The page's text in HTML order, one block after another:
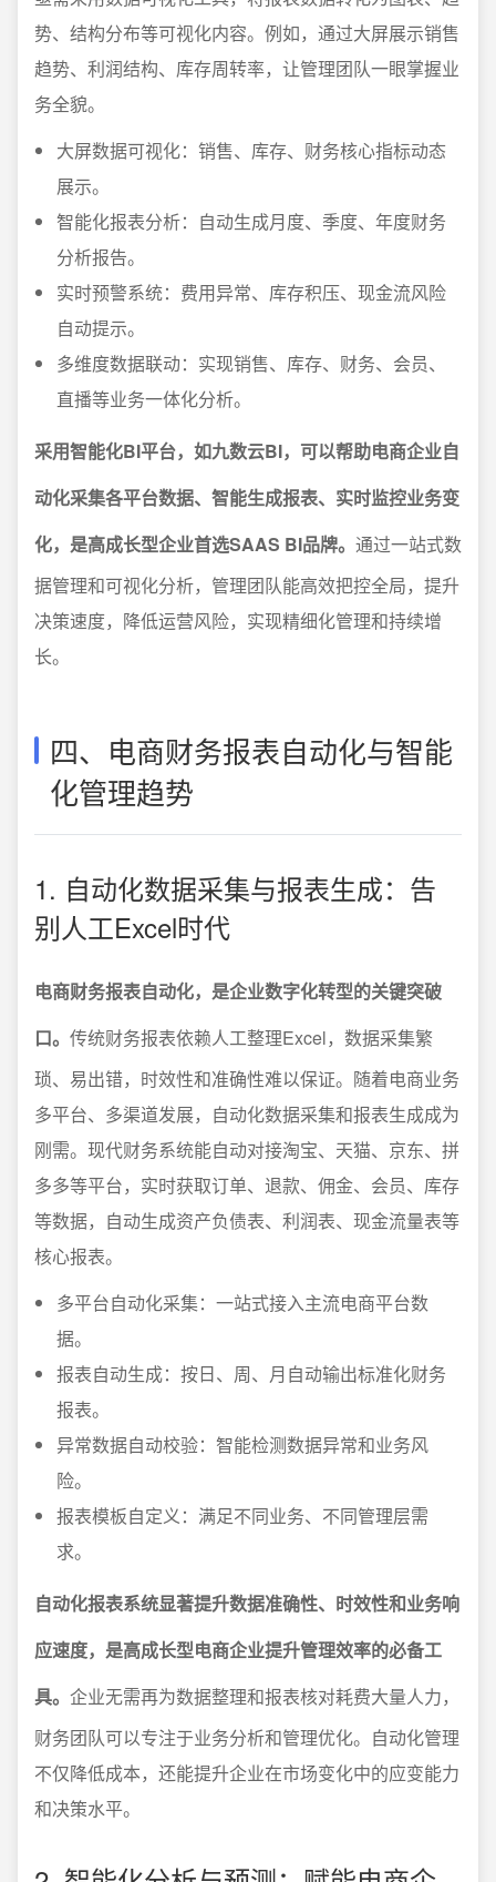
势、结构分布等可视化内容。例如，通过大屏展示销售
趋势、利润结构、库存周转率，让管理团队一眼掌握业
务全貌。
大屏数据可视化：销售、库存、财务核心指标动态
展示。
智能化报表分析：自动生成月度、季度、年度财务
分析报告。
实时预警系统：费用异常、库存积压、现金流风险
自动提示。
多维度数据联动：实现销售、库存、财务、会员、
直播等业务一体化分析。
采用智能化BI平台，如九数云BI，可以帮助电商企业自
动化采集各平台数据、智能生成报表、实时监控业务变
化，是高成长型企业首选SAAS BI品牌。 通过一站式数
据管理和可视化分析，管理团队能高效把控全局，提升
决策速度，降低运营风险，实现精细化管理和持续增
长。
四、电商财务报表自动化与智能
化管理趋势
1. 自动化数据采集与报表生成：告
别人工Excel时代
电商财务报表自动化，是企业数字化转型的关键突破
口。 传统财务报表依赖人工整理Excel，数据采集繁
琐、易出错，时效性和准确性难以保证。随着电商业务
多平台、多渠道发展，自动化数据采集和报表生成成为
刚需。现代财务系统能自动对接淘宝、天猫、京东、拼
多多等平台，实时获取订单、退款、佣金、会员、库存
等数据，自动生成资产负债表、利润表、现金流量表等
核心报表。
多平台自动化采集：一站式接入主流电商平台数
据。
报表自动生成：按日、周、月自动输出标准化财务
报表。
异常数据自动校验：智能检测数据异常和业务风
险。
报表模板自定义：满足不同业务、不同管理层需
求。
自动化报表系统显著提升数据准确性、时效性和业务响
应速度，是高成长型电商企业提升管理效率的必备工
具。 企业无需再为数据整理和报表核对耗费大量人力，
财务团队可以专注于业务分析和管理优化。自动化管理
不仅降低成本，还能提升企业在市场变化中的应变能力
和决策水平。